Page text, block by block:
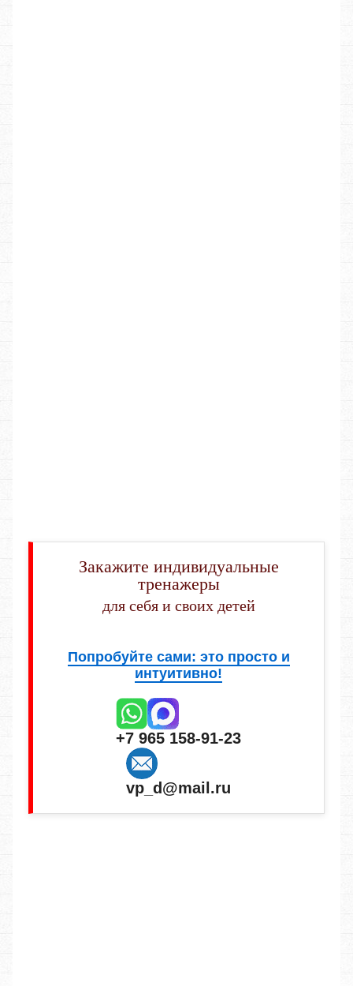
Закажите индивидуальные
тренажеры
для себя и своих детей
Попробуйте сами: это просто и
интуитивно!
+7 965 158-91-23
vp_d@mail.ru